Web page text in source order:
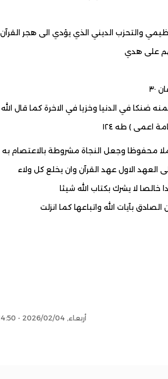
والتحزب الديني الذي يؤدي الى هجر القرآن
على هدي
٣٠
ضنكا في الدنيا وخزيا في الاخرة كما قال الله
اعمى ) طه ١٢٤
محفوظا وجعل النجاة مشروطة بالاعتصام به
العهد الاول عهد القرآن وان يخلع كل ولاء
لا يشرك بكتاب الله شيئا
الصادق بآيات الله واتباعها كما انزلت
أربعاء, 2026/02/04 - 14:50